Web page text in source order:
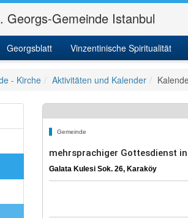
Georgs-Gemeinde Istanbul
Georgsblatt Vinzentinische Spiritualität
- Kirche Aktivitäten und Kalender
Gemeinde
mehrsprachiger Gottesdienst
Galata Kulesi Sok. 26, Karaköy